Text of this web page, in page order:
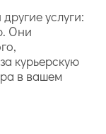
услуги:
Они
курьерскую
в вашем